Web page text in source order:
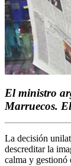
El ministro
Marruecos.
La decisión
descreditar la
calma y gestionó